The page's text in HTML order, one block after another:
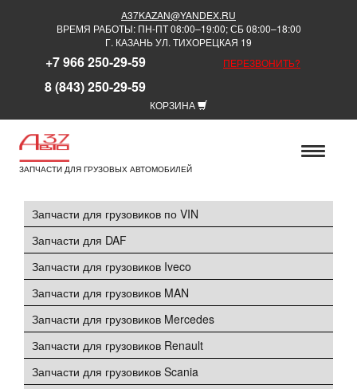
A37KAZAN@YANDEX.RU
ВРЕМЯ РАБОТЫ: ПН-ПТ 08:00–19:00; СБ 08:00–18:00
Г. КАЗАНЬ УЛ. ТИХОРЕЦКАЯ 19
+7 966 250-29-59
8 (843) 250-29-59
ПЕРЕЗВОНИТЬ?
КОРЗИНА
ЗАПЧАСТИ ДЛЯ ГРУЗОВЫХ АВТОМОБИЛЕЙ
Запчасти для грузовиков по VIN
Запчасти для DAF
Запчасти для грузовиков Iveco
Запчасти для грузовиков MAN
Запчасти для грузовиков Mercedes
Запчасти для грузовиков Renault
Запчасти для грузовиков Scania